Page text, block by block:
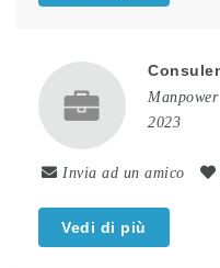
Manpower
2023
Invia ad un amico
Vedi di più